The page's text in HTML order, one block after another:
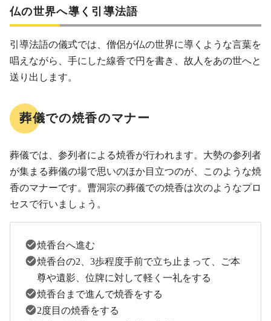
仏の世界へ導く引導法語
引導法語の儀式では、僧侶が仏の世界に導くような言葉を
唱えながら、手にした線香で円を書き、故人をあの世へと
送り出します。
葬儀での焼香のマナー
葬儀では、参列者による焼香が行われます。大勢の参列者
が集まる葬儀の場で思いのほか目立つのが、このような焼
香のマナーです。曹洞宗の葬儀での焼香は次のようなプロ
セスで行いましょう。
焼香台へ進む
焼香台の2、3歩程度手前で立ち止まって、ご本
尊や遺影、位牌に対して軽く一礼をする
焼香台まで進んで焼香をする
2度目の焼香をする